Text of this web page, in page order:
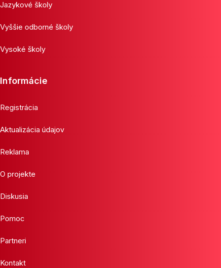
Jazykové školy
Vyššie odborné školy
Vysoké školy
Informácie
Registrácia
Aktualizácia údajov
Reklama
O projekte
Diskusia
Pomoc
Partneri
Kontakt